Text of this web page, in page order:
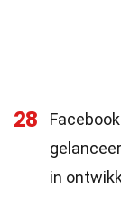
28
in